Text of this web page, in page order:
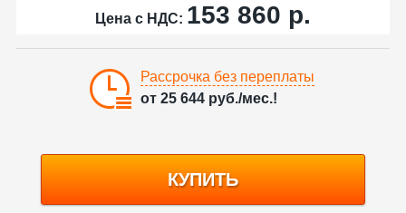
Цена с НДС: 153 860 р.
Рассрочка без переплаты
от 25 644 руб./мес.!
КУПИТЬ